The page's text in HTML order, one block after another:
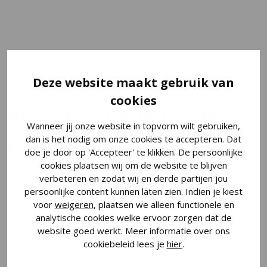
Deze website maakt gebruik van
cookies
Wanneer jij onze website in topvorm wilt gebruiken,
dan is het nodig om onze cookies te accepteren. Dat
doe je door op 'Accepteer' te klikken. De persoonlijke
cookies plaatsen wij om de website te blijven
verbeteren en zodat wij en derde partijen jou
persoonlijke content kunnen laten zien. Indien je kiest
voor weigeren, plaatsen we alleen functionele en
analytische cookies welke ervoor zorgen dat de
website goed werkt. Meer informatie over ons
cookiebeleid lees je hier.
Puur Kozijn is Profel
Expert
Dat betekent dat wij nauw
samenwerken metProfel,
continu worden